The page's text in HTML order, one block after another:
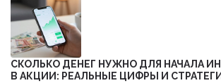
СКОЛЬКО ДЕНЕГ НУЖНО ДЛЯ НАЧАЛА
В АКЦИИ: РЕАЛЬНЫЕ ЦИФРЫ И